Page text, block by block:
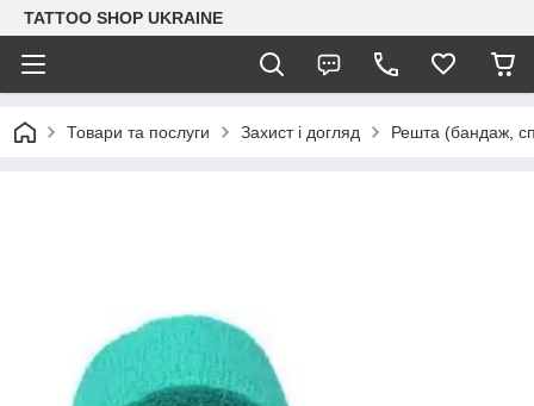
TATTOO SHOP UKRAINE
Товари та послуги Захист і догляд Решта (бандаж,